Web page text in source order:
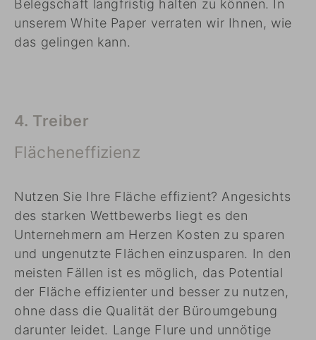
Belegschaft langfristig halten zu können. In
unserem White Paper verraten wir Ihnen, wie
das gelingen kann.
4. Treiber
Flächeneffizienz
Nutzen Sie Ihre Fläche effizient? Angesichts
des starken Wettbewerbs liegt es den
Unternehmern am Herzen Kosten zu sparen
und ungenutzte Flächen einzusparen. In den
meisten Fällen ist es möglich, das Potential
der Fläche effizienter und besser zu nutzen,
ohne dass die Qualität der Büroumgebung
darunter leidet. Lange Flure und unnötige